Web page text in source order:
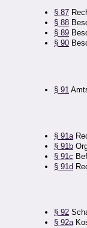
§ 87
§ 88
§ 89
§ 90
§ 91
§ 91a
§ 91b
§ 91c
§ 91d
§ 92
§ 92a